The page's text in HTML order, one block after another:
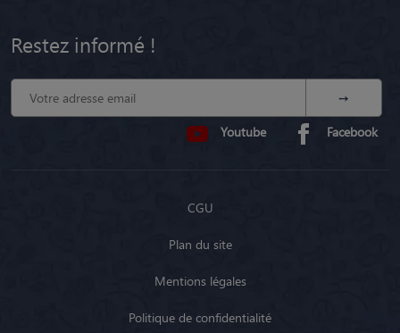
Restez informé !
Youtube Facebook
CGU
Plan du site
Mentions légales
Politique de confidentialité